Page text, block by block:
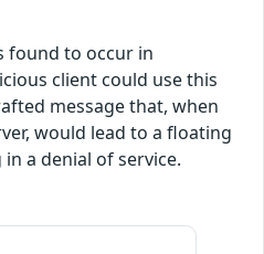
found to occur in
client could use this
message that, when
would lead to a floating
a denial of service.